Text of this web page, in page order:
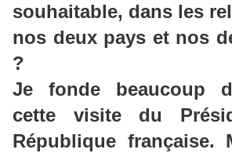
souhaitable, dans les
nos deux pays et nos
?
Je fonde beaucoup
cette visite du
République française.